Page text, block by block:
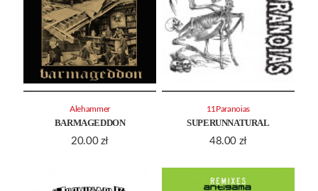
BARMAGEDDON
20.00 zł
Alehammer
SUPERUNNATURAL
48.00 zł
11Paranoias